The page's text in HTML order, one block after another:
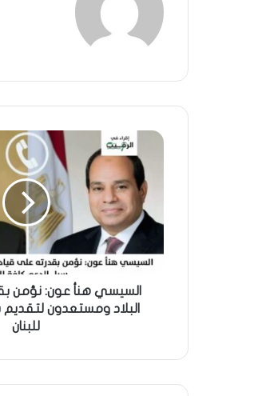
السيسي هنأ عون: نؤمن
البلاد ومستعدون
للبنان